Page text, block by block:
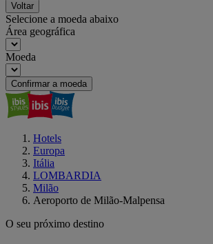
Voltar
Selecione a moeda abaixo
Área geográfica
Moeda
Confirmar a moeda
Hotels
Europa
Itália
LOMBARDIA
Milão
Aeroporto de Milão-Malpensa
O seu próximo destino